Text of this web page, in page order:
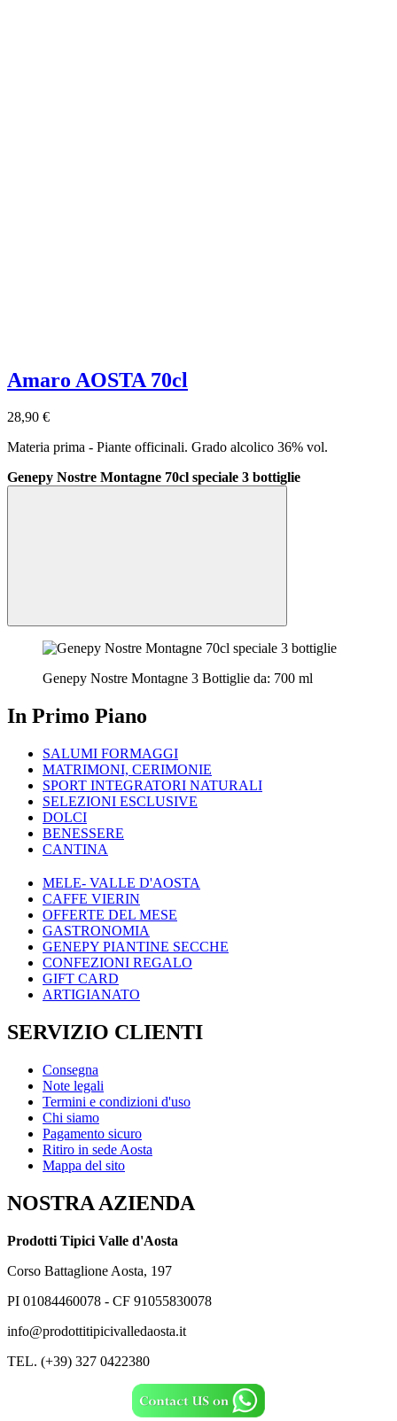
Amaro AOSTA 70cl
28,90 €
Materia prima - Piante officinali. Grado alcolico 36% vol.
Genepy Nostre Montagne 70cl speciale 3 bottiglie
Genepy Nostre Montagne 3 Bottiglie da: 700 ml
In Primo Piano
SALUMI FORMAGGI
MATRIMONI, CERIMONIE
SPORT INTEGRATORI NATURALI
SELEZIONI ESCLUSIVE
DOLCI
BENESSERE
CANTINA
MELE- VALLE D'AOSTA
CAFFE VIERIN
OFFERTE DEL MESE
GASTRONOMIA
GENEPY PIANTINE SECCHE
CONFEZIONI REGALO
GIFT CARD
ARTIGIANATO
SERVIZIO CLIENTI
Consegna
Note legali
Termini e condizioni d'uso
Chi siamo
Pagamento sicuro
Ritiro in sede Aosta
Mappa del sito
NOSTRA AZIENDA
Prodotti Tipici Valle d'Aosta
Corso Battaglione Aosta, 197
PI 01084460078 - CF 91055830078
info@prodottitipicivalledaosta.it
TEL. (+39) 327 0422380